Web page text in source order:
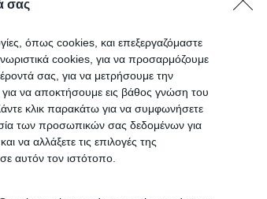
σας
όπως cookies, και επεξεργαζόμαστε
cookies, για να προσαρμόζουμε
σας, για να μετρήσουμε την
να αποκτήσουμε εις βάθος γνώση του
κλικ παρακάτω για να συμφωνήσετε
των προσωπικών σας δεδομένων για
να αλλάξετε τις επιλογές της
αυτόν τον ιστότοπο.
Τα πάντα
για